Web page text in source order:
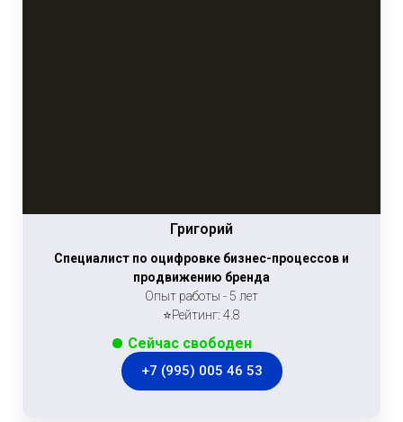
Григорий
Специалист по оцифровке бизнес-процессов и
продвижению бренда
Опыт работы - 5 лет
⭐Рейтинг: 4.8
Сейчас свободен
+7 (995) 005 46 53